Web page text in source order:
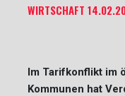
WIRTSCHAFT
Im Tarifkonflikt im
Kommunen hat